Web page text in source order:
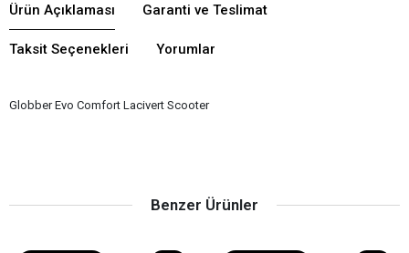
Ürün Açıklaması Garanti ve Teslimat
Taksit Seçenekleri Yorumlar
Globber Evo Comfort Lacivert Scooter
Benzer Ürünler